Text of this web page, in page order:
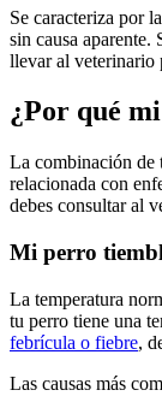
Se caracteriza por
sin causa aparente.
llevar al veterinario
¿Por qué
La combinación de
relacionada con
debes consultar al
Mi perro
La temperatura
tu perro tiene una
febrícula o fiebre,
Las causas más